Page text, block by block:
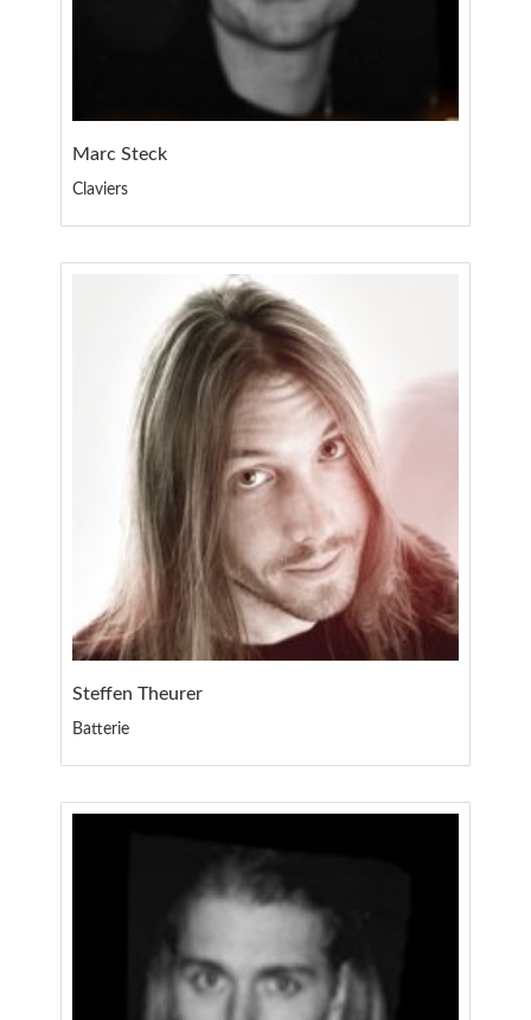
Marc Steck
Claviers
Steffen Theurer
Batterie